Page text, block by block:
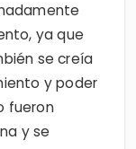
ya que
se creía
y poder
fueron
y se